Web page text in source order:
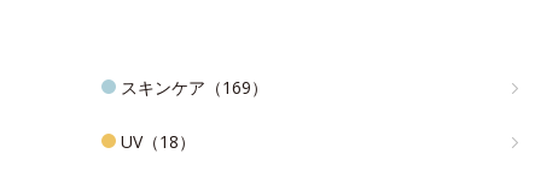
スキンケア（169）
UV（18）